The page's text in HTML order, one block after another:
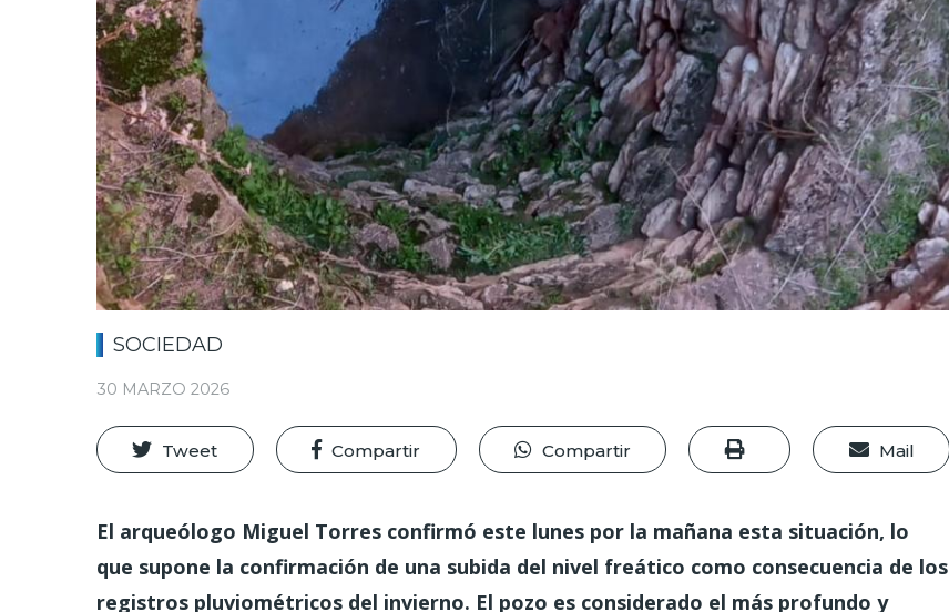
SOCIEDAD
30 MARZO 2026
Tweet Compartir Compartir Mail
El arqueólogo Miguel Torres confirmó este lunes por la mañana esta situación, lo
que supone la confirmación de una subida del nivel freático como consecuencia de los
registros pluviométricos del invierno. El pozo es considerado el más profundo y